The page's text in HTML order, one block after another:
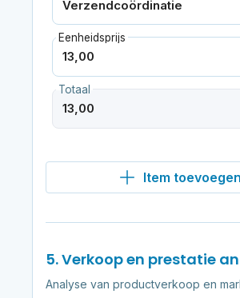
Eenheidsprijs
Totaal
Item toevoegen
5. Verkoop en prestatie
Analyse van productverkoop en